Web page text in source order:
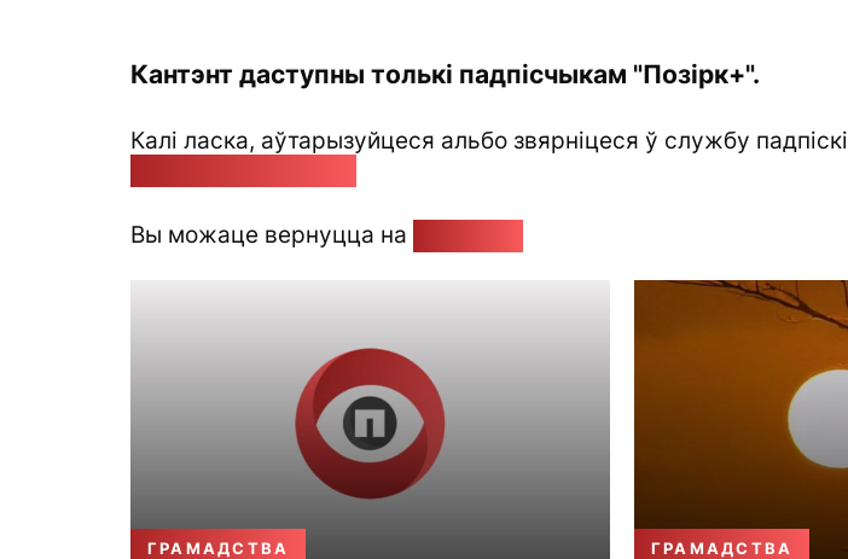
Кантэнт даступны толькі падпісчыкам "Позірк+".
Калі ласка, аўтарызуйцеся альбо звярніцеся ў службу
Вы можаце вернуцца на
ГРАМАДСТВА ГРАМАДСТВА